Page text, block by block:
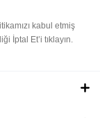
kabul etmiş
İptal Et’i tıklayın.